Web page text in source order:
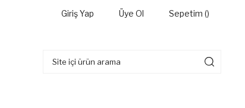
Giriş Yap Üye Ol Sepetim ()